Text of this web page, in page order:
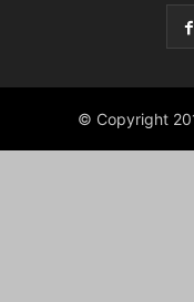
© Copyright